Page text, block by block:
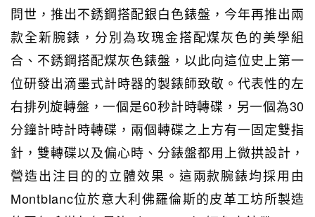
問世，推出不銹鋼搭配銀白色錶盤，今年再推出兩
款全新腕錶，分別為玫瑰金搭配煤灰色的美學組
合、不銹鋼搭配煤灰色錶盤，以此向這位史上第一
位研發出滴墨式計時器的製錶師致敬。代表性的左
右排列旋轉盤，一個是60秒計時轉碟，另一個為30
分鐘計時計時轉碟，兩個轉碟之上方有一固定雙指
針，雙轉碟以及偏心時、分錶盤都用上微拱設計，
營造出注目的的立體效果。這兩款腕錶均採用由
Montblanc位於意大利佛羅倫斯的皮革工坊所製造